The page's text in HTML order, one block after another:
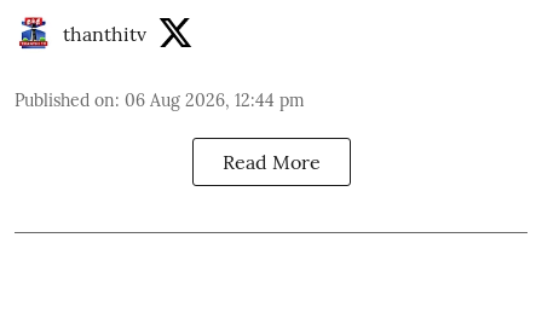
thanthitv
Published on: 06 Aug 2026, 12:44 pm
Read More